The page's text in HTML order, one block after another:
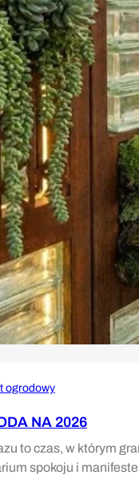
ogrodowy
NA 2026
to czas, w którym
spokoju i